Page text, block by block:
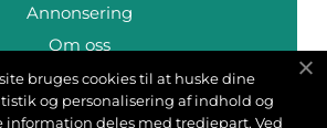
Annonsering
Om oss
Cookies
Kontakta oss
bruges cookies til at huske dine
og personalisering af indhold og
information deles med tredjepart. Ved